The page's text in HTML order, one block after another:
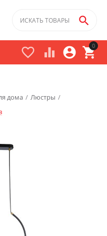
0


 

дома / Люстры /